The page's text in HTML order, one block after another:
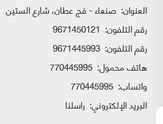
العنوان: صنعاء - فج عطان، شارع الستين
رقم التلفون: 9671450121
رقم التلفون: 9671445993
هاتف محمول: 770445995
واتساب:
البريد الإلكتروني: راسلنا